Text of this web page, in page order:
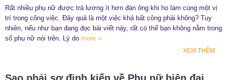
Rất nhiều phụ nữ được trả lương ít hơn đàn ông khi họ làm cùng một vị
trí trong công việc. Đây quả là một việc khá bất công phải không? Tuy
nhiên, nếu như bạn đang đọc bài viết này, rất có thể bạn không nằm trong
số phụ nữ nói trên. Lý do more »
XEM THÊM